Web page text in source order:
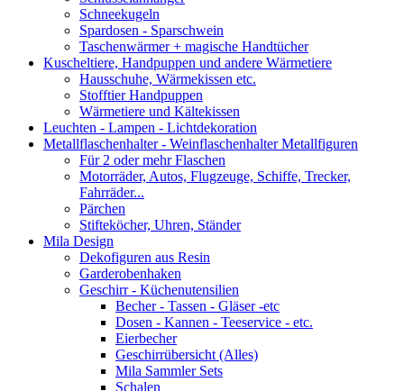
Schneekugeln
Spardosen - Sparschwein
Taschenwärmer + magische Handtücher
Kuscheltiere, Handpuppen und andere Wärmetiere
Hausschuhe, Wärmekissen etc.
Stofftier Handpuppen
Wärmetiere und Kältekissen
Leuchten - Lampen - Lichtdekoration
Metallflaschenhalter - Weinflaschenhalter Metallfiguren
Für 2 oder mehr Flaschen
Motorräder, Autos, Flugzeuge, Schiffe, Trecker,
Fahrräder...
Pärchen
Stifteköcher, Uhren, Ständer
Mila Design
Dekofiguren aus Resin
Garderobenhaken
Geschirr - Küchenutensilien
Becher - Tassen - Gläser -etc
Dosen - Kannen - Teeservice - etc.
Eierbecher
Geschirrübersicht (Alles)
Mila Sammler Sets
Schalen